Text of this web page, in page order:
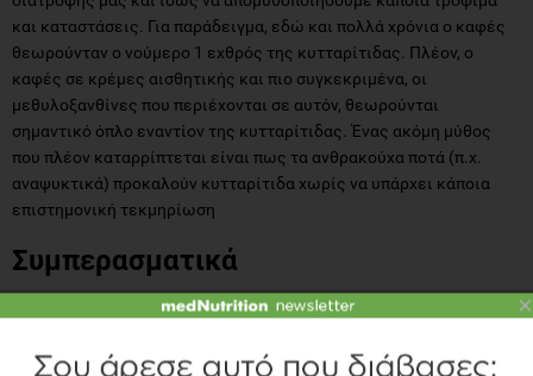
και καταστάσεις. Για παράδειγμα, εδώ και πολλά χρόνια ο καφές
θεωρούνταν ο νούμερο 1 εχθρός της κυτταρίτιδας. Πλέον, ο
καφές σε κρέμες αισθητικής και πιο συγκεκριμένα, οι
μεθυλοξανθίνες που περιέχονται σε αυτόν, θεωρούνται
σημαντικό όπλο εναντίον της κυτταρίτιδας. Ένας ακόμη μύθος
που πλέον καταρρίπτεται είναι πως τα ανθρακούχα ποτά (π.χ.
αναψυκτικά) προκαλούν κυτταρίτιδα χωρίς να υπάρχει κάποια
επιστημονική τεκμηρίωση
Συμπερασματικά
Συμπεραίνουμε, ότι η μείωση της όψης φλοιού πορτοκαλιού δεν
διατροφικής συμπεριφοράς που διέπει την καθημερινότητά μας,
×